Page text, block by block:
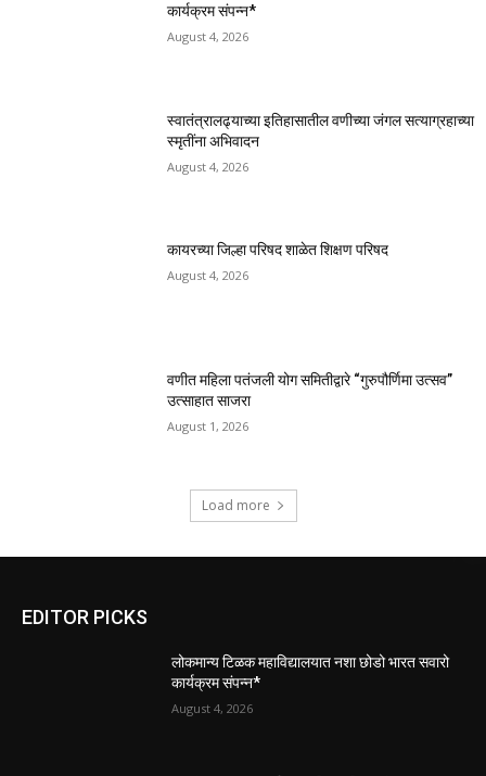
कार्यक्रम संपन्न*
August 4, 2026
स्वातंत्रालढ्याच्या इतिहासातील वणीच्या जंगल सत्याग्रहाच्या
स्मृतींना अभिवादन
August 4, 2026
कायरच्या जिल्हा परिषद शाळेत शिक्षण परिषद
August 4, 2026
वणीत महिला पतंजली योग समितीद्वारे “गुरुपौर्णिमा उत्सव”
उत्साहात साजरा
August 1, 2026
Load more
EDITOR PICKS
लोकमान्य टिळक महाविद्यालयात नशा छोडो भारत सवारो
कार्यक्रम संपन्न*
August 4, 2026